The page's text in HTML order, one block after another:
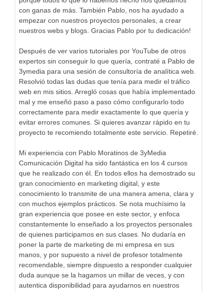
con ganas de más. También Pablo, nos ha ayudado a
empezar con nuestros proyectos personales, a crear
nuestros webs y blogs. Gracias Pablo por tu dedicación!
Después de ver varios tutoriales por YouTube de otros
expertos sin conseguir lo que quería, contraté a Pablo de
3ymedia para una sesión de consultoría de analítica web.
Resolvió todas las dudas que tenía para medir el tráfico
web en mis sitios. Arregló cosas que había implementado
mal y me enseñó paso a paso cómo configurarlo todo
correctamente para medir exactamente lo que quería y
evitar errores comunes. Si quieres avanzar rápido en tu
proyecto te recomiendo totalmente este servicio. Repetiré.
Mi experiencia con Pablo Moratinos de 3yMedia
Comunicación Digital ha sido fantástica en los 4 cursos
que he realizado con él. En todos ellos ha demostrado su
gran conocimiento en marketing digital, y este
conocimiento lo transmite de una manera amena, clara y
con muchos ejemplos prácticos. Se nota muchísimo la
gran experiencia que posee en este sector, y enfoca
constantemente lo enseñado a los proyectos personales
de quienes participamos en sus clases. No dudaría en
poner la parte de marketing de mi empresa en sus
manos, y por supuesto a nivel de profesor totalmente
recomendable, siempre dispuesto a responder cualquier
duda aunque se la hagamos un millar de veces, y con
autentica disponibilidad para ayudarnos en nuestros